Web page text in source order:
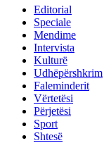
Editorial
Speciale
Mendime
Intervista
Kulturë
Udhëpërshkrim
Faleminderit
Vërtetësi
Përjetësi
Sport
Shtesë